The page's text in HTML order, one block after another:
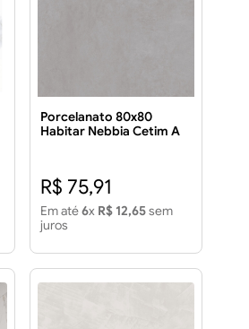
Porcelanato 80x80
Habitar Nebbia Cetim A
R$ 75,91
Em até6x R$ 12,65sem
juros